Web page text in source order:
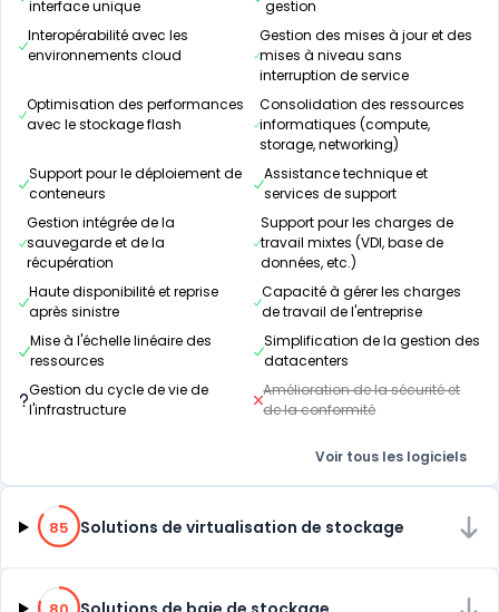
interface unique
gestion
Interopérabilité avec les
environnements cloud
Gestion des mises à jour et des
mises à niveau sans
interruption de service
Optimisation des performances
avec le stockage flash
Consolidation des ressources
informatiques (compute,
storage, networking)
Support pour le déploiement de
conteneurs
Assistance technique et
services de support
Gestion intégrée de la
sauvegarde et de la
récupération
Support pour les charges de
travail mixtes (VDI, base de
données, etc.)
Haute disponibilité et reprise
après sinistre
Capacité à gérer les charges
de travail de l'entreprise
Mise à l'échelle linéaire des
ressources
Simplification de la gestion des
datacenters
Gestion du cycle de vie de
l'infrastructure
Amélioration de la sécurité et
de la conformité
Voir tous les logiciels
85% de compatibilité
85 Solutions de virtualisation de stockage
80% de compatibilité